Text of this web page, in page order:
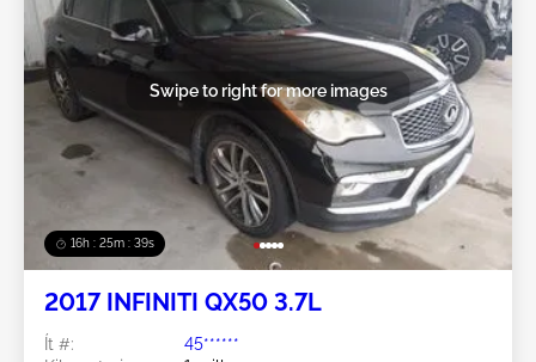
16h : 25m : 37s
Swipe to right for more images
2017 INFINITI QX50 3.7L
Ít #:
45******